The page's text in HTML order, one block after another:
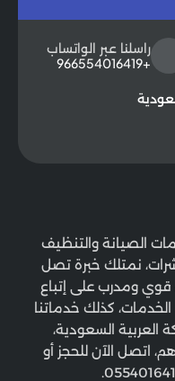
راسلنا عبر الواتساب
+966554016419
الصيانة والتنظيف
نمتلك خبرة تصل
قوي ومدرب على إتباع
كذلك خدماتنا
العربية السعودية،
اتصل الآن للحجز أو